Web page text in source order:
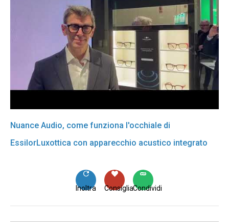
Nuance Audio, come funziona l'occhiale di
EssilorLuxottica con apparecchio acustico integrato
Condividi
Consiglia
Inoltra